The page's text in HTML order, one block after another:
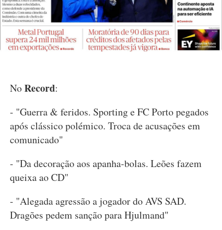
NoRecord:
- "Guerra & feridos. Sporting e FC Porto pegados
após clássico polémico. Troca de acusações em
comunicado"
- "Da decoração aos apanha-bolas. Leões fazem
queixa ao CD"
- "Alegada agressão a jogador do AVS SAD.
Dragões pedem sanção para Hjulmand"